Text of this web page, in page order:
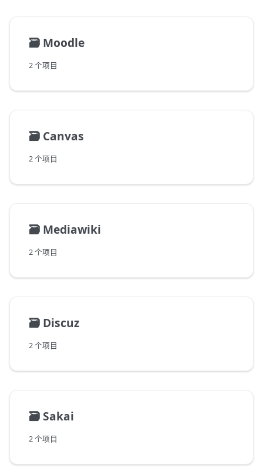
🗃️ Moodle
2 个项目
🗃️ Canvas
2 个项目
🗃️ Mediawiki
2 个项目
🗃️ Discuz
2 个项目
🗃️Sakai
2 个项目